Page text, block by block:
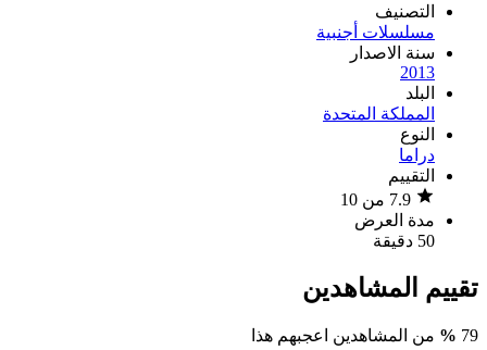
التصنيف
مسلسلات أجنبية
سنة الاصدار
2013
البلد
المملكة المتحدة
النوع
دراما
التقييم
مدة العرض
50 دقيقة
تقييم المشاهدين
79
% من المشاهدين اعجبهم هذا